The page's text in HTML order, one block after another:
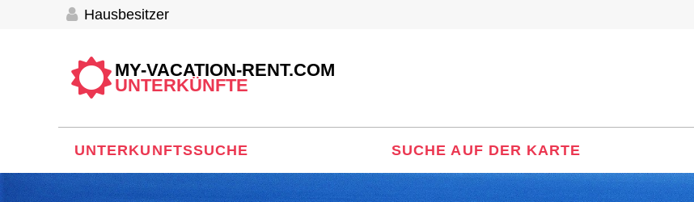
Hausbesitzer
MY-VACATION-RENT.COM
UNTERKÜNFTE
UNTERKUNFTSSUCHE SUCHE AUF DER KARTE